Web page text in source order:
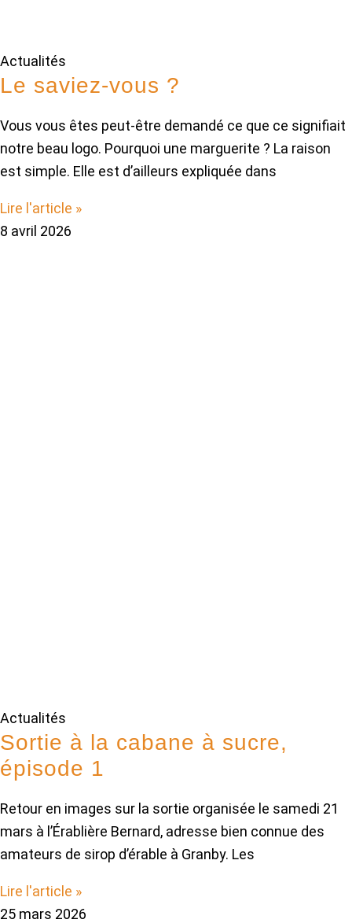
Actualités
Le saviez-vous ?
Vous vous êtes peut-être demandé ce que ce signifiait
notre beau logo. Pourquoi une marguerite ? La raison
est simple. Elle est d’ailleurs expliquée dans
Lire l'article »
8 avril 2026
Actualités
Sortie à la cabane à sucre,
épisode 1
Retour en images sur la sortie organisée le samedi 21
mars à l’Érablière Bernard, adresse bien connue des
amateurs de sirop d’érable à Granby. Les
Lire l'article »
25 mars 2026